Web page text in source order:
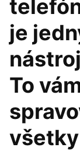
je
To